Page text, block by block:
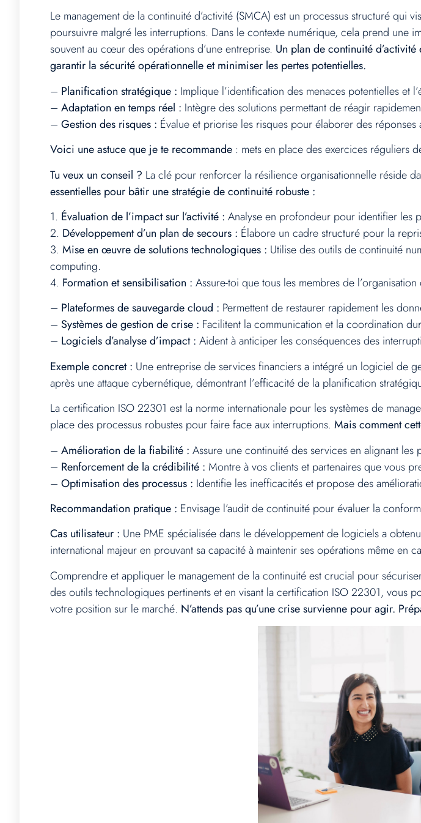
Le management de la continuité d’activité (SMCA) est un processus structuré qui
poursuivre malgré les interruptions. Dans le contexte numérique, cela prend une
souvent au cœur des opérations d’une entreprise. Un plan de continuité
garantir la sécurité opérationnelle et minimiser les pertes potentielles.
– Planification stratégique : Implique l’identification des menaces potentielles et
– Adaptation en temps réel : Intègre des solutions permettant de réagir
– Gestion des risques : Évalue et priorise les risques pour élaborer des réponses
Voici une astuce que je te recommande : mets en place des exercices réguliers
Tu veux un conseil ? La clé pour renforcer la résilience organisationnelle réside
essentielles pour bâtir une stratégie de continuité robuste :
1. Évaluation de l’impact sur l’activité : Analyse en profondeur pour identifier les
2. Développement d’un plan de secours : Élabore un cadre structuré pour la
3. Mise en œuvre de solutions technologiques : Utilise des outils de continuité
computing.
4. Formation et sensibilisation : Assure-toi que tous les membres de
– Plateformes de sauvegarde cloud : Permettent de restaurer rapidement les
– Systèmes de gestion de crise : Facilitent la communication et la coordination
– Logiciels d’analyse d’impact : Aident à anticiper les conséquences des
Exemple concret : Une entreprise de services financiers a intégré un logiciel de
après une attaque cybernétique, démontrant l’efficacité de la planification
La certification ISO 22301 est la norme internationale pour les systèmes de
place des processus robustes pour faire face aux interruptions. Mais comment
– Amélioration de la fiabilité : Assure une continuité des services en alignant
– Renforcement de la crédibilité : Montre à vos clients et partenaires que vous
– Optimisation des processus : Identifie les inefficacités et propose des
Recommandation pratique : Envisage l’audit de continuité pour évaluer la
Cas utilisateur : Une PME spécialisée dans le développement de logiciels a
international majeur en prouvant sa capacité à maintenir ses opérations même en
Comprendre et appliquer le management de la continuité est crucial pour
des outils technologiques pertinents et en visant la certification ISO 22301, vous
votre position sur le marché. N’attends pas qu’une crise survienne pour agir.